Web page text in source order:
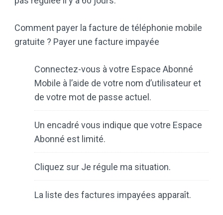
Comment payer la facture de téléphonie mobile
gratuite ? Payer une facture impayée
Connectez-vous à votre Espace Abonné
Mobile à l’aide de votre nom d’utilisateur et
de votre mot de passe actuel.
Un encadré vous indique que votre Espace
Abonné est limité.
Cliquez sur Je régule ma situation.
La liste des factures impayées apparaît.